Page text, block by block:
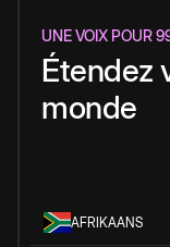
UNE VOIX POUR
Étendez
monde
AFRIKAANS